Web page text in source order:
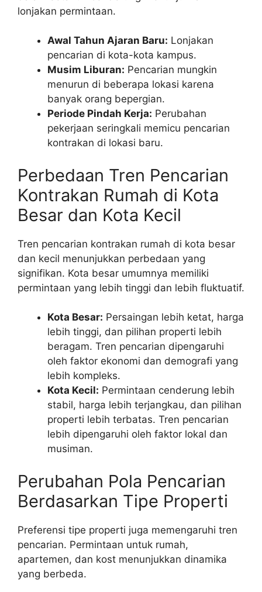
lonjakan permintaan.
Awal Tahun Ajaran Baru: Lonjakan
pencarian di kota-kota kampus.
Musim Liburan: Pencarian mungkin
menurun di beberapa lokasi karena
banyak orang bepergian.
Periode Pindah Kerja: Perubahan
pekerjaan seringkali memicu pencarian
kontrakan di lokasi baru.
Perbedaan Tren Pencarian
Kontrakan Rumah di Kota
Besar dan Kota Kecil
Tren pencarian kontrakan rumah di kota besar
dan kecil menunjukkan perbedaan yang
signifikan. Kota besar umumnya memiliki
permintaan yang lebih tinggi dan lebih fluktuatif.
Kota Besar: Persaingan lebih ketat, harga
lebih tinggi, dan pilihan properti lebih
beragam. Tren pencarian dipengaruhi
oleh faktor ekonomi dan demografi yang
lebih kompleks.
Kota Kecil: Permintaan cenderung lebih
stabil, harga lebih terjangkau, dan pilihan
properti lebih terbatas. Tren pencarian
lebih dipengaruhi oleh faktor lokal dan
musiman.
Perubahan Pola Pencarian
Berdasarkan Tipe Properti
Preferensi tipe properti juga memengaruhi tren
pencarian. Permintaan untuk rumah,
apartemen, dan kost menunjukkan dinamika
yang berbeda.